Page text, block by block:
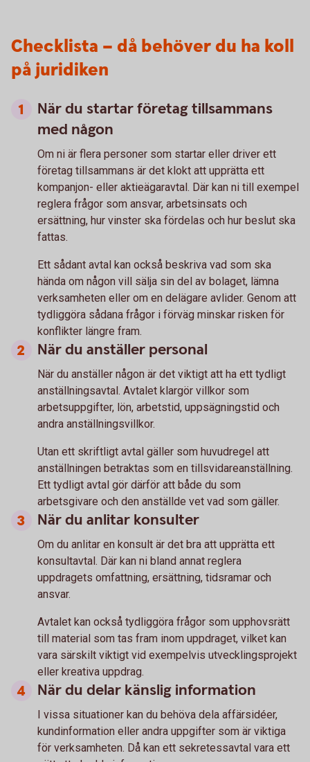
Checklista – då behöver du ha koll
på juridiken
När du startar företag tillsammans
med någon
Om ni är flera personer som startar eller driver ett
företag tillsammans är det klokt att upprätta ett
kompanjon- eller aktieägaravtal. Där kan ni till exempel
reglera frågor som ansvar, arbetsinsats och
ersättning, hur vinster ska fördelas och hur beslut ska
fattas.
Ett sådant avtal kan också beskriva vad som ska
hända om någon vill sälja sin del av bolaget, lämna
verksamheten eller om en delägare avlider. Genom att
tydliggöra sådana frågor i förväg minskar risken för
konflikter längre fram.
När du anställer personal
När du anställer någon är det viktigt att ha ett tydligt
anställningsavtal. Avtalet klargör villkor som
arbetsuppgifter, lön, arbetstid, uppsägningstid och
andra anställningsvillkor.
Utan ett skriftligt avtal gäller som huvudregel att
anställningen betraktas som en tillsvidareanställning.
Ett tydligt avtal gör därför att både du som
arbetsgivare och den anställde vet vad som gäller.
När du anlitar konsulter
Om du anlitar en konsult är det bra att upprätta ett
konsultavtal. Där kan ni bland annat reglera
uppdragets omfattning, ersättning, tidsramar och
ansvar.
Avtalet kan också tydliggöra frågor som upphovsrätt
till material som tas fram inom uppdraget, vilket kan
vara särskilt viktigt vid exempelvis utvecklingsprojekt
eller kreativa uppdrag.
När du delar känslig information
I vissa situationer kan du behöva dela affärsidéer,
kundinformation eller andra uppgifter som är viktiga
för verksamheten. Då kan ett sekretessavtal vara ett